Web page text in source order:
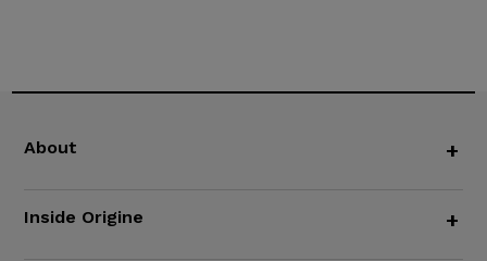
About +
Inside Origine +